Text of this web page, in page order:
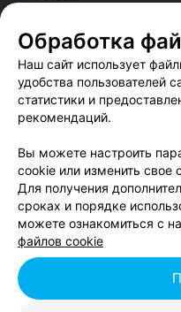
Согласен
прав
Нажимая кнопку «Добавить
Пользовательского
Обработка
Наш сайт использует
удобства пользователей
статистики и
рекомендаций.
Вы можете настроить
cookie или изменить свое
Для получения
сроках и порядке
можете ознакомиться с
файлов cookie